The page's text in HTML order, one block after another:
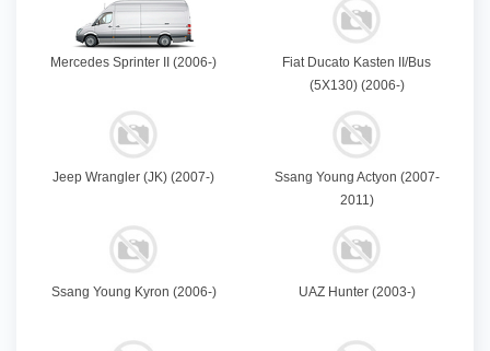
Mercedes Sprinter II (2006-)
Fiat Ducato Kasten II/Bus
(5X130) (2006-)
Jeep Wrangler (JK) (2007-)
Ssang Young Actyon (2007-
2011)
Ssang Young Kyron (2006-) UAZ Hunter (2003-)